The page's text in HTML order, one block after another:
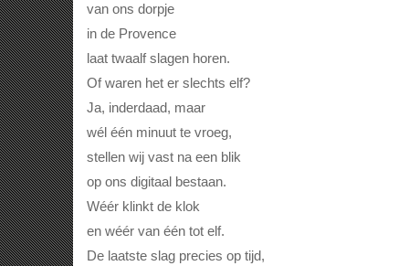
van ons dorpje
in de Provence
laat twaalf slagen horen.
Of waren het er slechts elf?
Ja, inderdaad, maar
wél één minuut te vroeg,
stellen wij vast na een blik
op ons digitaal bestaan.
Wéér klinkt de klok
en wéér van één tot elf.
De laatste slag precies op tijd,